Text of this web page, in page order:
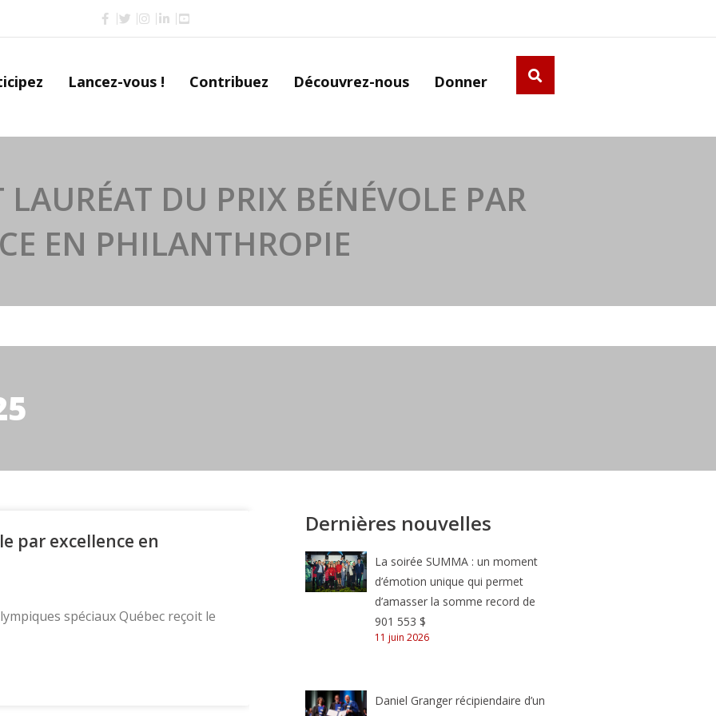
Lancez-vous ! Contribuez Découvrez-nous Donner
DU PRIX BÉNÉVOLE PAR
EN PHILANTHROPIE
par excellence en
spéciaux Québec reçoit le
Dernières nouvelles
La soirée SUMMA : un moment
d’émotion unique qui permet
d’amasser la somme record de
901 553 $
11 juin 2026
Daniel Granger récipiendaire d’un